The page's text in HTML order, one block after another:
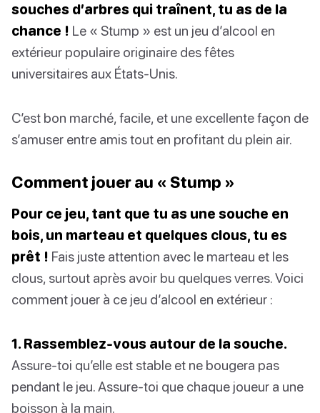
souches d’arbres qui traînent, tu as de la
chance ! Le « Stump » est un jeu d’alcool en
extérieur populaire originaire des fêtes
universitaires aux États-Unis.
C’est bon marché, facile, et une excellente façon de
s’amuser entre amis tout en profitant du plein air.
Comment jouer au « Stump »
Pour ce jeu, tant que tu as une souche en
bois, un marteau et quelques clous, tu es
prêt ! Fais juste attention avec le marteau et les
clous, surtout après avoir bu quelques verres. Voici
comment jouer à ce jeu d’alcool en extérieur :
1. Rassemblez-vous autour de la souche.
Assure-toi qu’elle est stable et ne bougera pas
pendant le jeu. Assure-toi que chaque joueur a une
boisson à la main.